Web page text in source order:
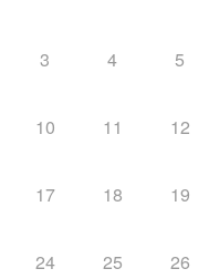
3 4 5
10 11 12
17 18 19
24 25 26